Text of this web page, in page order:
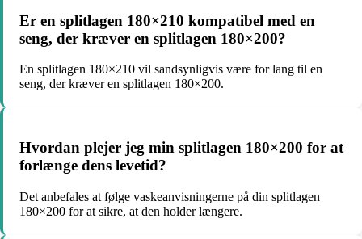
Er en splitlagen 180×210 kompatibel med en
seng, der kræver en splitlagen 180×200?
En splitlagen 180×210 vil sandsynligvis være for lang til en
seng, der kræver en splitlagen 180×200.
Hvordan plejer jeg min splitlagen 180×200 for at
forlænge dens levetid?
Det anbefales at følge vaskeanvisningerne på din splitlagen
180×200 for at sikre, at den holder længere.